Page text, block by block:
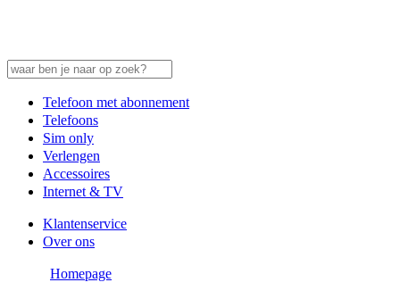
Telefoon met abonnement
Telefoons
Sim only
Verlengen
Accessoires
Internet & TV
Klantenservice
Over ons
Homepage